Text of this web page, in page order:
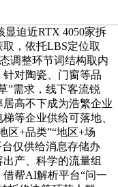
显迫近RTX 4050家拆
，依托LBS定位取
调整环节词结构取内
对陶瓷、门窗等品
”需求，线下客流锐
高不下成为浩繁企业
等企业供给可落地、
区+品类”“地区+场
仅供给消息存储办
产、科学的流量组
帮AI解析平台“问一